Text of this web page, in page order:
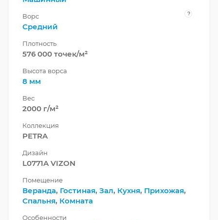
Ворс ?
Средний
Плотность
576 000 точек/м²
Высота ворса
8 мм
Вес
2000 г/м²
Коллекция
PETRA
Дизайн
L0771A VIZON
Помещение
Веранда, Гостиная, Зал, Кухня, Прихожая,
Спальня, Комната
Особенности